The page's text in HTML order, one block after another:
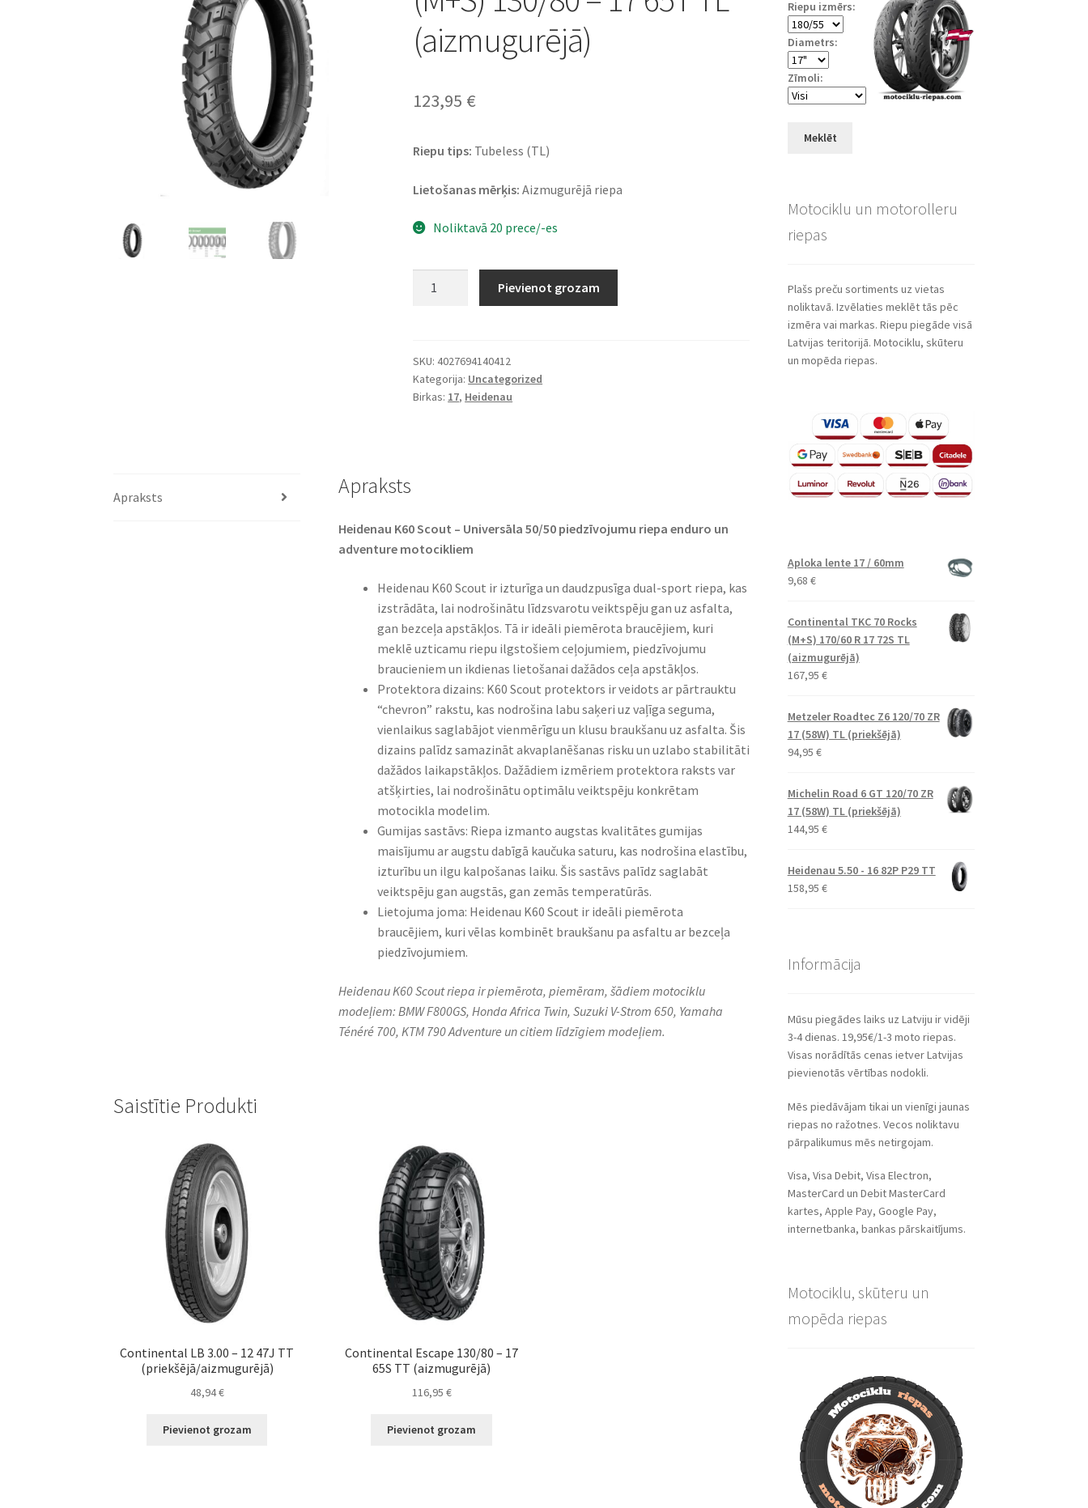
(aizmugurējā)
123,95 €
Riepu tips: Tubeless (TL)
Lietošanas mērķis: Aizmugurējā riepa
Noliktavā 20 prece/-es
(M+S)
130/80
-
Pievienot grozam
SKU:4027694140412
Kategorija: Uncategorized
Birkas: 17, Heidenau
Apraksts Apraksts
Heidenau K60 Scout – Universāla 50/50 piedzīvojumu riepa enduro un
adventure motocikliem
Heidenau K60 Scout ir izturīga un daudzpusīga dual-sport riepa, kas
izstrādāta, lai nodrošinātu līdzsvarotu veiktspēju gan uz asfalta,
gan bezceļa apstākļos. Tā ir ideāli piemērota braucējiem, kuri
meklē uzticamu riepu ilgstošiem ceļojumiem, piedzīvojumu
braucieniem un ikdienas lietošanai dažādos ceļa apstākļos.
Protektora dizains: K60 Scout protektors ir veidots ar pārtrauktu
“chevron” rakstu, kas nodrošina labu saķeri uz vaļīga seguma,
vienlaikus saglabājot vienmērīgu un klusu braukšanu uz asfalta. Šis
dizains palīdz samazināt akvaplanēšanas risku un uzlabo stabilitāti
dažādos laikapstākļos. Dažādiem izmēriem protektora raksts var
atšķirties, lai nodrošinātu optimālu veiktspēju konkrētam
motocikla modelim.
Gumijas sastāvs: Riepa izmanto augstas kvalitātes gumijas
maisījumu ar augstu dabīgā kaučuka saturu, kas nodrošina elastību,
izturību un ilgu kalpošanas laiku. Šis sastāvs palīdz saglabāt
veiktspēju gan augstās, gan zemās temperatūrās.
Lietojuma joma: Heidenau K60 Scout ir ideāli piemērota
braucējiem, kuri vēlas kombinēt braukšanu pa asfaltu ar bezceļa
piedzīvojumiem.
Heidenau K60 Scout riepa ir piemērota, piemēram, šādiem motociklu
modeļiem: BMW F800GS, Honda Africa Twin, Suzuki V-Strom 650, Yamaha
Ténéré 700, KTM 790 Adventure un citiem līdzīgiem modeļiem.
Saistītie Produkti
Continental LB 3.00 – 12 47J TT
(priekšējā/aizmugurējā)
48,94€
Pievienot grozam
Continental Escape 130/80 – 17
65S TT (aizmugurējā)
116,95 €
Pievienot grozam
Riepu izmērs:
Diametrs:
Zīmoli:
Meklēt
Motociklu un motorolleru
riepas
Plašs preču sortiments uz vietas
noliktavā. Izvēlaties meklēt tās pēc
izmēra vai markas. Riepu piegāde visā
Latvijas teritorijā. Motociklu, skūteru
un mopēda riepas.
Aploka lente 17 / 60mm
9,68 €
Continental TKC 70 Rocks
(M+S) 170/60 R 17 72S TL
(aizmugurējā)
167,95 €
Metzeler Roadtec Z6 120/70 ZR
17 (58W) TL (priekšējā)
94,95 €
Michelin Road 6 GT 120/70 ZR
17 (58W) TL (priekšējā)
144,95 €
Heidenau 5.50 - 16 82P P29 TT
158,95 €
Informācija
Mūsu piegādes laiks uz Latviju ir vidēji
3-4 dienas. 19,95€/1-3 moto riepas.
Visas norādītās cenas ietver Latvijas
pievienotās vērtības nodokli.
Mēs piedāvājam tikai un vienīgi jaunas
riepas no ražotnes. Vecos noliktavu
pārpalikumus mēs netirgojam.
Visa, Visa Debit, Visa Electron,
MasterCard un Debit MasterCard
kartes, Apple Pay, Google Pay,
internetbanka, bankas pārskaitījums.
Motociklu, skūteru un
mopēda riepas